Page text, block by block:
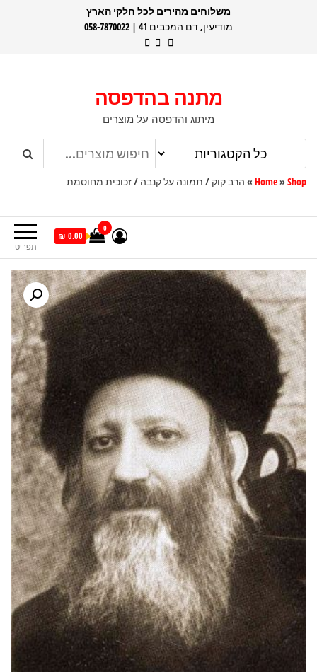
משלוחים מהירים לכל חלקי הארץ
מודיעין, דם המכבים 41 | 058-7870022
מתנה בהדפסה
מיתוג והדפסה על מוצרים
Home» Shop
» הרב קוק / תמונה על קנבה / זכוכית מחוסמת
תפריט
0
0.00 ₪